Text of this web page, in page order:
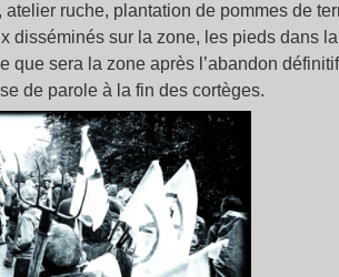
ruche, plantation de pommes de
disséminés sur la zone, les pieds dans
que sera la zone après l’abandon
de parole à la fin des cortèges.